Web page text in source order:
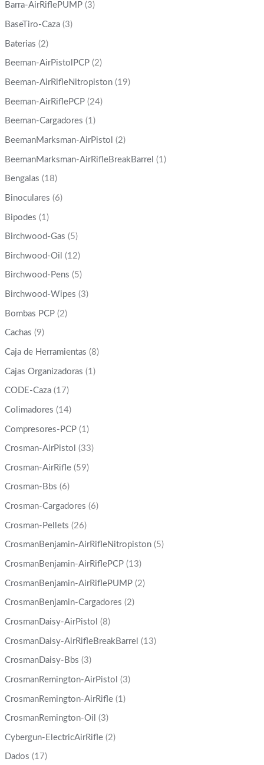
Barra-AirRiflePUMP (3)
BaseTiro-Caza (3)
Baterias (2)
Beeman-AirPistolPCP (2)
Beeman-AirRifleNitropiston (19)
Beeman-AirRiflePCP (24)
Beeman-Cargadores (1)
BeemanMarksman-AirPistol (2)
BeemanMarksman-AirRifleBreakBarrel (1)
Bengalas (18)
Binoculares (6)
Bipodes (1)
Birchwood-Gas (5)
Birchwood-Oil (12)
Birchwood-Pens (5)
Birchwood-Wipes (3)
Bombas PCP (2)
Cachas (9)
Caja de Herramientas (8)
Cajas Organizadoras (1)
CODE-Caza (17)
Colimadores (14)
Compresores-PCP (1)
Crosman-AirPistol (33)
Crosman-AirRifle (59)
Crosman-Bbs (6)
Crosman-Cargadores (6)
Crosman-Pellets (26)
CrosmanBenjamin-AirRifleNitropiston (5)
CrosmanBenjamin-AirRiflePCP (13)
CrosmanBenjamin-AirRiflePUMP (2)
CrosmanBenjamin-Cargadores (2)
CrosmanDaisy-AirPistol (8)
CrosmanDaisy-AirRifleBreakBarrel (13)
CrosmanDaisy-Bbs (3)
CrosmanRemington-AirPistol (3)
CrosmanRemington-AirRifle (1)
CrosmanRemington-Oil (3)
Cybergun-ElectricAirRifle (2)
Dados (17)